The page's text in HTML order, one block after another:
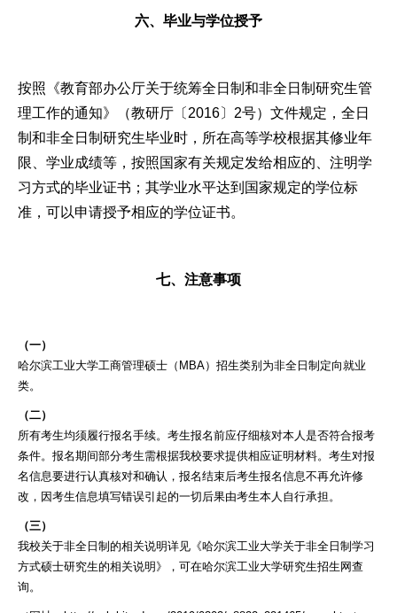
六、毕业与学位授予
按照《教育部办公厅关于统筹全日制和非全日制研究生管
理工作的通知》（教研厅〔2016〕2号）文件规定，全日
制和非全日制研究生毕业时，所在高等学校根据其修业年
限、学业成绩等，按照国家有关规定发给相应的、注明学
习方式的毕业证书；其学业水平达到国家规定的学位标
准，可以申请授予相应的学位证书。
七、注意事项
（一）
哈尔滨工业大学工商管理硕士（MBA）招生类别为非全日制定向就业
类。
（二）
所有考生均须履行报名手续。考生报名前应仔细核对本人是否符合报考
条件。报名期间部分考生需根据我校要求提供相应证明材料。考生对报
名信息要进行认真核对和确认，报名结束后考生报名信息不再允许修
改，因考生信息填写错误引起的一切后果由考生本人自行承担。
（三）
我校关于非全日制的相关说明详见《哈尔滨工业大学关于非全日制学习
方式硕士研究生的相关说明》，可在哈尔滨工业大学研究生招生网查
询。